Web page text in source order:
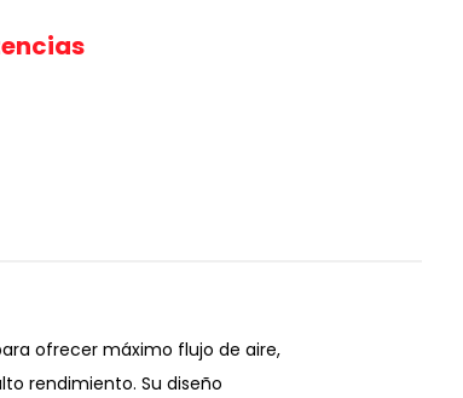
ofrecer máximo flujo de aire,
rendimiento. Su diseño